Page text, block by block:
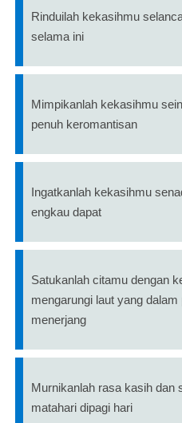
Rinduilah kekasihmu
selama ini
Mimpikanlah kekasihmu
penuh keromantisan
Ingatkanlah kekasihmu
engkau dapat
Satukanlah citamu dengan
mengarungi laut yang
menerjang
Murnikanlah rasa kasih dan
matahari dipagi hari